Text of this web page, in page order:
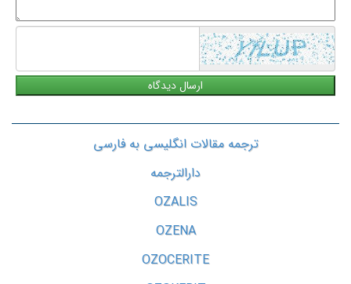
ترجمه مقالات انگلیسی به فارسی
دارالترجمه
OZALIS
OZENA
OZOCERITE